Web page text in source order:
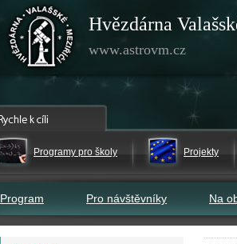
Hvězdárna
www.astrovm.cz
Programy pro školy Projekty
Program Pro návštěvníky Na